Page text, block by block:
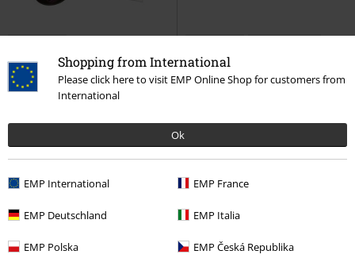
Shopping from International
Please click here to visit EMP Online Shop for customers from
International
Ok
EMP International EMP France
EMP Deutschland EMP Italia
EMP Polska EMP Česká Republika
€ 21,99
Lonesome Crow (2026 Mix)
Digisleeve
€ 35,99
LIMITÉE, Standard